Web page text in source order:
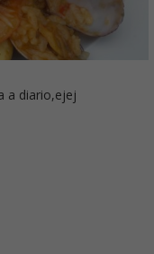
a diario,ejej